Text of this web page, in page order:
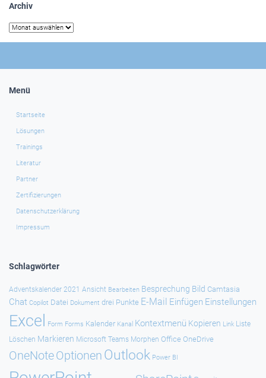
Archiv
Archiv
Menü
Startseite
Lösungen
Trainings
Literatur
Partner
Zertifizierungen
Datenschutzerklärung
Impressum
Schlagwörter
Adventskalender 2021 Ansicht Bearbeiten Besprechung Bild Camtasia
Chat Copilot Datei Dokument drei Punkte E-Mail Einfügen Einstellungen
Excel Form Forms Kalender Kanal Kontextmenü Kopieren Link Liste
Löschen Markieren Microsoft Teams Morphen Office OneDrive
OneNoteOptionen Outlook Power BI